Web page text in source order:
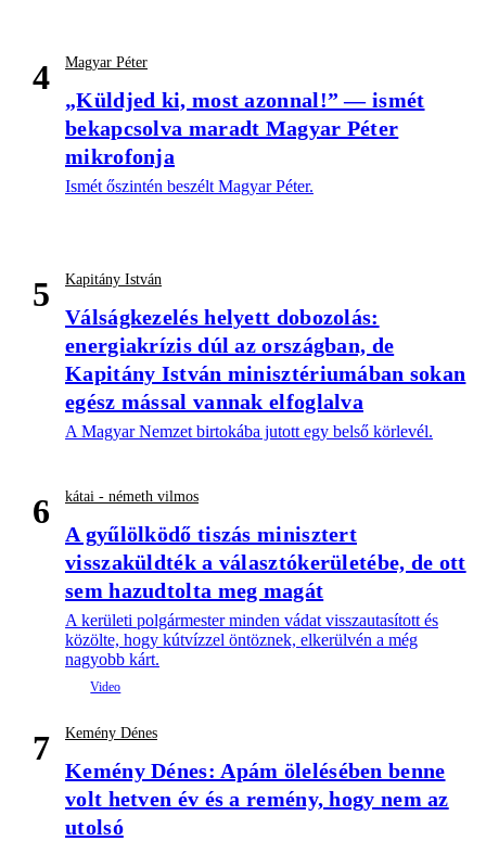
4 Magyar Péter
„Küldjed ki, most azonnal!” — ismét
bekapcsolva maradt Magyar Péter
mikrofonja
Ismét őszintén beszélt Magyar Péter.
5 Kapitány István
Válságkezelés helyett dobozolás:
energiakrízis dúl az országban, de
Kapitány István minisztériumában sokan
egész mással vannak elfoglalva
A Magyar Nemzet birtokába jutott egy belső körlevél.
6 kátai - németh vilmos
A gyűlölködő tiszás minisztert
visszaküldték a választókerületébe, de ott
sem hazudtolta meg magát
A kerületi polgármester minden vádat visszautasított és
közölte, hogy kútvízzel öntöznek, elkerülvén a még
nagyobb kárt.
7 Kemény Dénes
Kemény Dénes: Apám ölelésében benne
volt hetven év és a remény, hogy nem az
utolsó